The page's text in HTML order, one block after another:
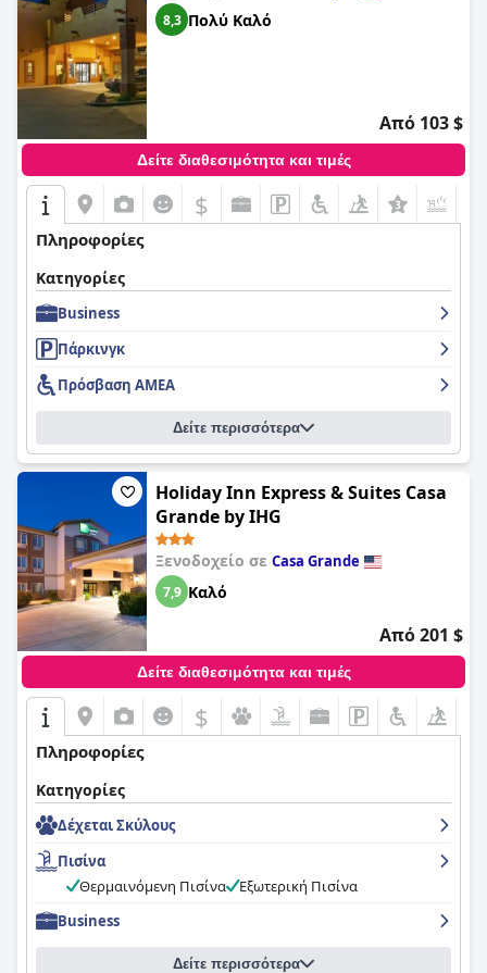
8,3 Πολύ Καλό
Από 103 $
Δείτε διαθεσιμότητα και τιμές
$
Πληροφορίες
Κατηγορίες
Business
Πάρκινγκ
Πρόσβαση ΑΜΕΑ
Δείτε περισσότερα
Holiday Inn Express & Suites Casa
Grande by IHG
Ξενοδοχείο σε Casa Grande
7,9 Καλό
Από 201 $
Δείτε διαθεσιμότητα και τιμές
$
Πληροφορίες
Κατηγορίες
Δέχεται Σκύλους
Πισίνα
Θερμαινόμενη Πισίνα
Εξωτερική Πισίνα
Business
Δείτε περισσότερα